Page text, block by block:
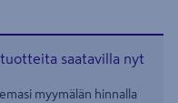
saatavilla nyt
myymälän hinnalla